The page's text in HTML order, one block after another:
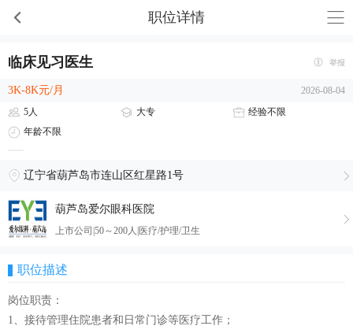
职位详情
临床见习医生 举报
3K-8K元/月
2026-08-04
5人
大专
经验不限
年龄不限
辽宁省葫芦岛市连山区红星路1号
葫芦岛爱尔眼科医院
上市公司|50～200人|医疗/护理/卫生
职位描述
岗位职责：
1、接待管理住院患者和日常门诊等医疗工作；